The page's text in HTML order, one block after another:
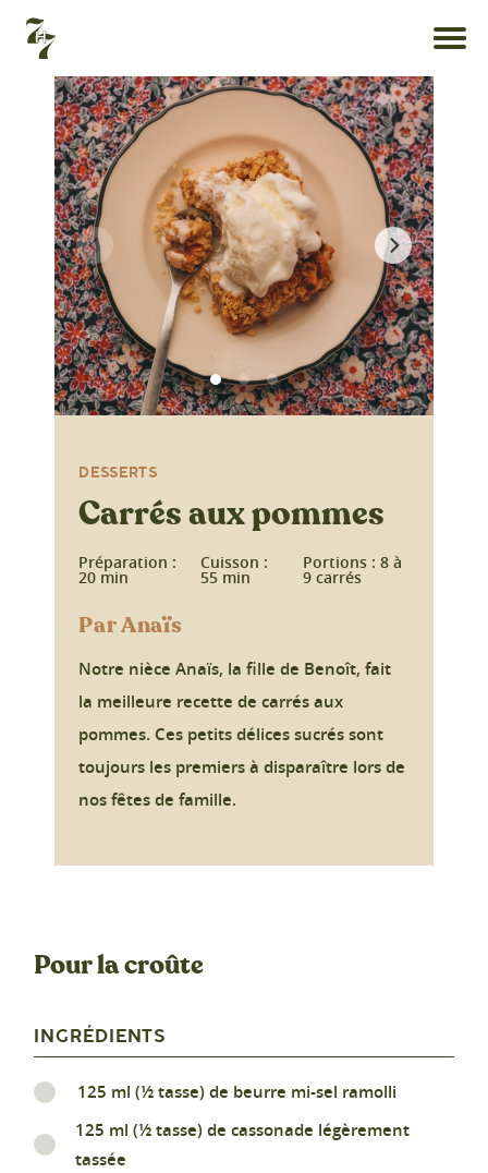
DESSERTS
Carrés aux pommes
Préparation :
20 min
Cuisson :
55 min
Portions : 8 à
9 carrés
Par Anaïs
Notre nièce Anaïs, la fille de Benoît, fait
la meilleure recette de carrés aux
pommes. Ces petits délices sucrés sont
toujours les premiers à disparaître lors de
nos fêtes de famille.
Pour la croûte
INGRÉDIENTS
125 ml (½ tasse) de beurre mi-sel ramolli
125 ml (½ tasse) de cassonade légèrement
tassée